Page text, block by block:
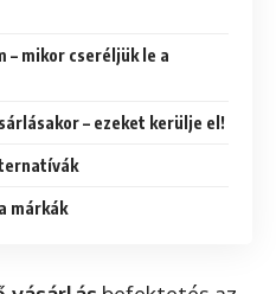
mikor cseréljük le a
– ezeket kerülje el!
márkák